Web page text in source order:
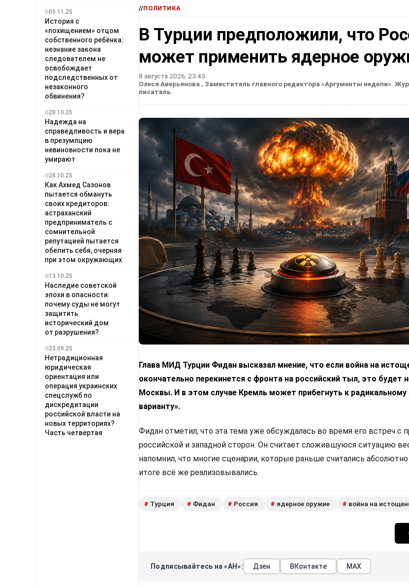
05.11.25
История с
«похищением» отцом
собственного ребёнка:
незнание закона
следователем не
освобождает
подследственных от
незаконного
обвинения?
28.10.25
Надежда на
справедливость и вера
в презумпцию
невиновности пока не
умирают
28.10.25
Как Ахмед Сазонов
пытается обмануть
своих кредиторов:
астраханский
предприниматель с
сомнительной
репутацией пытается
обелить себя, очерняя
при этом окружающих
13.10.25
Наследие советской
эпохи в опасности:
почему суды не могут
защитить
исторический дом
от разрушения?
23.09.25
Нетрадиционная
юридическая
ориентация или
операция украинских
спецслужб по
дискредитации
российской власти на
новых территориях?
Часть четвертая
//ПОЛИТИКА
В Турции предположили, что
может применить ядерное
8 августа 2026, 23:43
Олеся Аверьянова , Заместитель главного редактора «Аргументы недели».
писатель.
Глава МИД Турции Фидан высказал мнение, что если война на
окончательно перекинется с фронта на российский тыл, это будет
Москвы. И в этом случае Кремль может прибегнуть к радикальному
варианту».
Фидан отметил, что эта тема уже обсуждалась во время его встреч с
российской и западной сторон. Он считает сложившуюся ситуацию
напомнил, что многие сценарии, которые раньше считались
итоге всё же реализовывались.
# Турция # Фидан # Россия # ядерное оружие # война на
Подписывайтесь на «АН»: Дзен ВКонтакте МАХ